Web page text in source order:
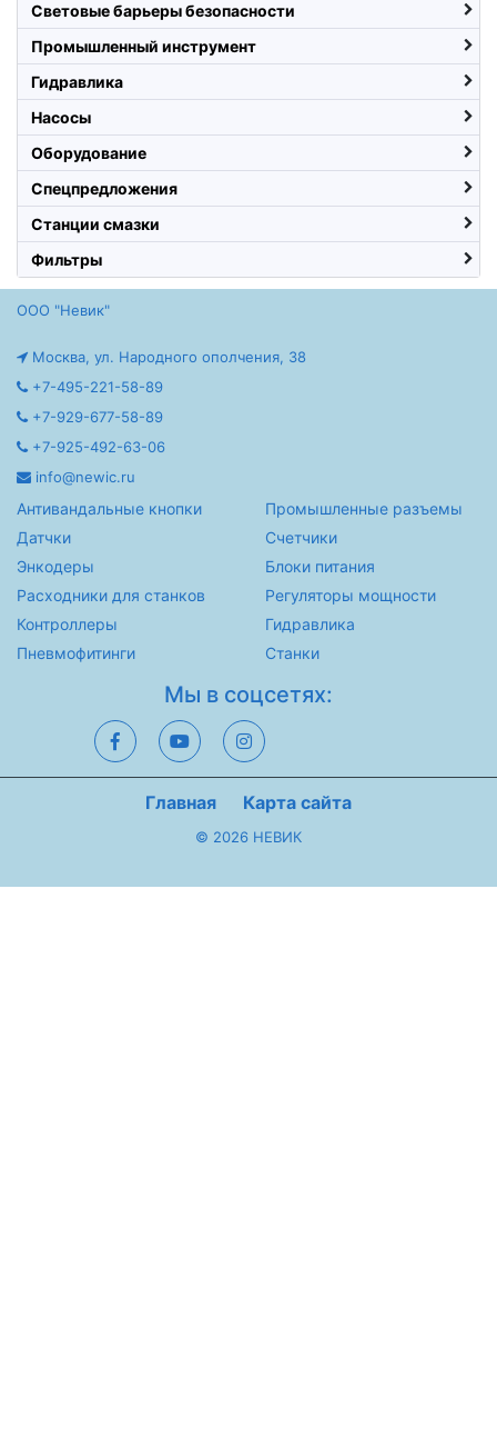
Световые барьеры безопасности
Промышленный инструмент
Гидравлика
Насосы
Оборудование
Спецпредложения
Станции смазки
Фильтры
ООО "Невик"
Москва, ул. Народного ополчения, 38
+7-495-221-58-89
+7-929-677-58-89
+7-925-492-63-06
info@newic.ru
Антивандальные кнопки
Датчки
Энкодеры
Расходники для станков
Контроллеры
Пневмофитинги
Промышленные разъемы
Счетчики
Блоки питания
Регуляторы мощности
Гидравлика
Станки
Мы в соцсетях:
Главная Карта сайта
© 2026 НЕВИК